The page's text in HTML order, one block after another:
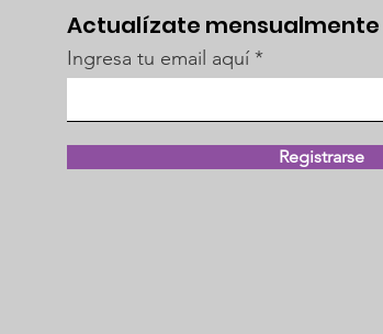
Actualízate mensualmente
Ingresa tu email aquí
Registrarse